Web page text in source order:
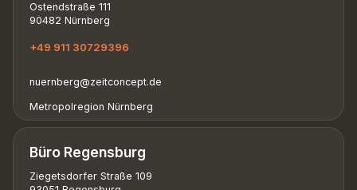
Ostendstraße 111
90482 Nürnberg
+49 911 30729396
nuernberg@zeitconcept.de
Metropolregion Nürnberg
Büro Regensburg
Ziegetsdorfer Straße 109